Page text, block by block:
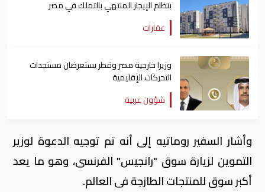
بنظام الإيجار المنتهي بالتملك في مصر
عقارات
وزيرا خارجية مصر وقطر يستعرضان مستجدات
التحركات الإقليمية
شؤون عربية
وأشار السفير روماتيه إلى أنه تم توجيه الدعوة لوزير
التموين لزيارة سوق "رانجيس" الفرنسى، وهو ما يعد
أكبر سوق للمنتجات الطازجة فى العالم.